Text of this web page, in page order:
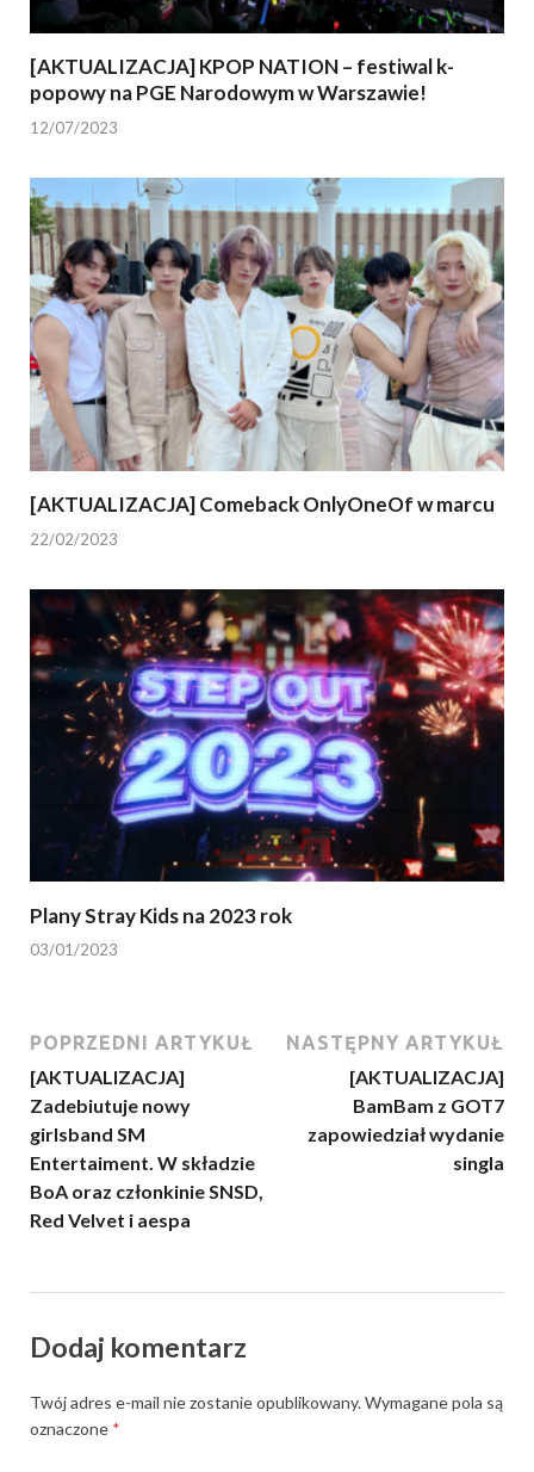
[AKTUALIZACJA] KPOP NATION – festiwal k-
popowy na PGE Narodowym w Warszawie!
12/07/2023
[AKTUALIZACJA] Comeback OnlyOneOf w marcu
22/02/2023
Plany Stray Kids na 2023 rok
03/01/2023
POPRZEDNI ARTYKUŁ
[AKTUALIZACJA]
Zadebiutuje nowy
girlsband SM
Entertaiment. W składzie
BoA oraz członkinie SNSD,
Red Velvet i aespa
NASTĘPNY ARTYKUŁ
[AKTUALIZACJA]
BamBam z GOT7
zapowiedział wydanie
singla
Dodaj komentarz
Twój adres e-mail nie zostanie opublikowany.Wymagane pola są
oznaczone *